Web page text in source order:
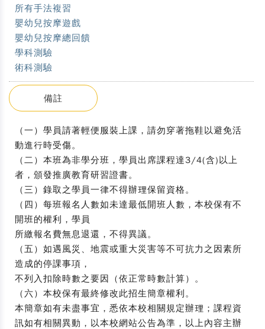
所有手法複習
嬰幼兒按摩遊戲
嬰幼兒按摩總回饋
學科測驗
術科測驗
備註
（一）學員請著輕便服裝上課，請勿穿著拖鞋以避免活
動進行時受傷。
（二）本班為非學分班，學員出席課程達3/4(含)以上
者，頒發推廣教育研習證書。
（三）錄取之學員一律不得辦理保留資格。
（四）每班報名人數如未達最低開班人數，本校保有不
開班的權利，學員
所繳報名費無息退還，不得異議。
（五）如遇風災、地震或重大災害等不可抗力之因素所
造成的停課事項，
不列入扣除時數之要因（依正常時數計算）。
（六）本校保有最終修改此招生簡章權利。
本簡章如有未盡事宜，悉依本校相關規定辦理；課程資
訊如有相關異動，以本校網站公告為準，以上內容主辦